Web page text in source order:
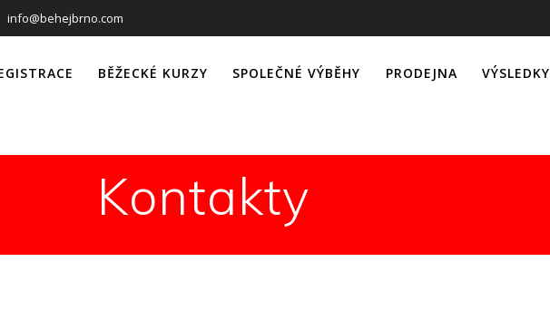
info@behejbrno.com
BĚŽECKÉ KURZY SPOLEČNÉ VÝBĚHY PRODEJNA VÝSLEDKY
Kontakty